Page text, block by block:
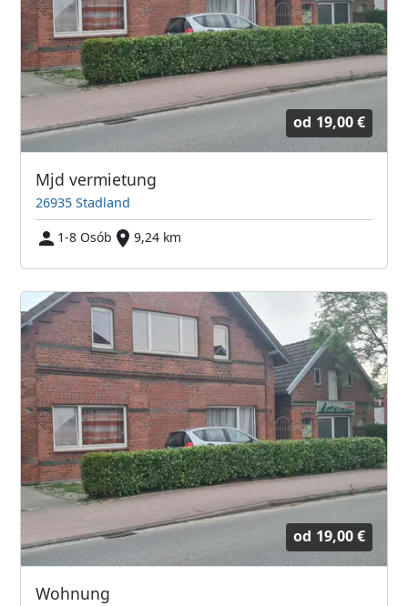
od 19,00 €
Mjd vermietung
26935 Stadland
1-8 Osób
9,24 km
od 19,00 €
Wohnung